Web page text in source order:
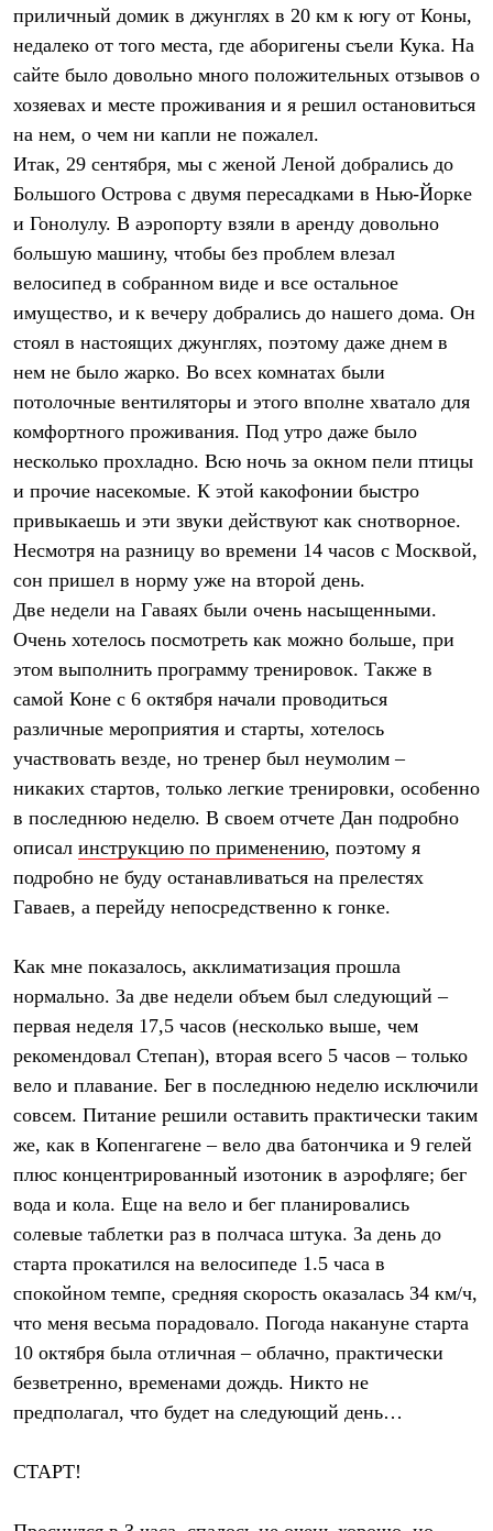
Пуховые
Комбинированные
С синтетическим утеплителем
Аксессуары для спальников
Сумки и баулы
Баулы
Кошельки
Сумки
Гермомешки
Книги
Еда
Обувь
Женская обувь
Сапоги
Мужская обувь
Ботинки
Кроссовки
Сапоги
Гамаши и бахилы
Бахилы
Тапочки и чуни
Тапочки
Уход за обувью
Аксессуары
Головные уборы
Шапки
Балаклавы и маски
Кепки и бейсболки
Шарфы
Панамы
Перчатки
Рукавицы
Полезные аксессуары
Брелки
Ремни
Шевроны
Термоковрики
Уход за одеждой
В Арктику
Коллекции
ЗА ПОЛЯРНЫМ КРУГОМ
TREK
BASK kids
BASK juno
ИДЁМ В ПОХОД
Дневник капитана
Каталог дилеров
Компания
Баск сегодня
История
Отцы основатели
Производство
Контроль качества
Технологии
Сотрудничество
Стать дилером
приличный домик в джунглях в 20 км к югу от Коны,
недалеко от того места, где аборигены съели Кука. На
сайте было довольно много положительных отзывов о
хозяевах и месте проживания и я решил остановиться
на нем, о чем ни капли не пожалел.
Итак, 29 сентября, мы с женой Леной добрались до
Большого Острова с двумя пересадками в Нью-Йорке
и Гонолулу. В аэропорту взяли в аренду довольно
большую машину, чтобы без проблем влезал
велосипед в собранном виде и все остальное
имущество, и к вечеру добрались до нашего дома. Он
стоял в настоящих джунглях, поэтому даже днем в
нем не было жарко. Во всех комнатах были
потолочные вентиляторы и этого вполне хватало для
комфортного проживания. Под утро даже было
несколько прохладно. Всю ночь за окном пели птицы
и прочие насекомые. К этой какофонии быстро
привыкаешь и эти звуки действуют как снотворное.
Несмотря на разницу во времени 14 часов с Москвой,
сон пришел в норму уже на второй день.
Две недели на Гаваях были очень насыщенными.
Очень хотелось посмотреть как можно больше, при
этом выполнить программу тренировок. Также в
самой Коне с 6 октября начали проводиться
различные мероприятия и старты, хотелось
участвовать везде, но тренер был неумолим –
никаких стартов, только легкие тренировки, особенно
в последнюю неделю. В своем отчете Дан подробно
описал инструкцию по применению, поэтому я
подробно не буду останавливаться на прелестях
Гаваев, а перейду непосредственно к гонке.
Как мне показалось, акклиматизация прошла
нормально. За две недели объем был следующий –
первая неделя 17,5 часов (несколько выше, чем
рекомендовал Степан), вторая всего 5 часов – только
вело и плавание. Бег в последнюю неделю исключили
совсем. Питание решили оставить практически таким
же, как в Копенгагене – вело два батончика и 9 гелей
плюс концентрированный изотоник в аэрофляге; бег
вода и кола. Еще на вело и бег планировались
солевые таблетки раз в полчаса штука. За день до
старта прокатился на велосипеде 1.5 часа в
спокойном темпе, средняя скорость оказалась 34 км/ч,
что меня весьма порадовало. Погода накануне старта
10 октября была отличная – облачно, практически
безветренно, временами дождь. Никто не
предполагал, что будет на следующий день…
СТАРТ!